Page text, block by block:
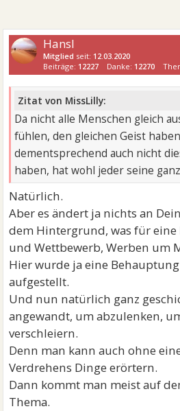
Hansl
Mitglied seit: 12.03.2020
Beiträge: 12227 Danke: 12270
Zitat von MissLilly:
Da nicht alle Menschen gleich
fühlen, den gleichen Geist
dementsprechend auch nicht
haben, hat wohl jeder seine
Natürlich.
Aber es ändert ja nichts an
dem Hintergrund, was für eine
und Wettbewerb, Werben um
Hier wurde ja eine
aufgestellt.
Und nun natürlich ganz
angewandt, um abzulenken,
verschleiern.
Denn man kann auch ohne
Verdrehens Dinge erörtern.
Dann kommt man meist auf
Thema.